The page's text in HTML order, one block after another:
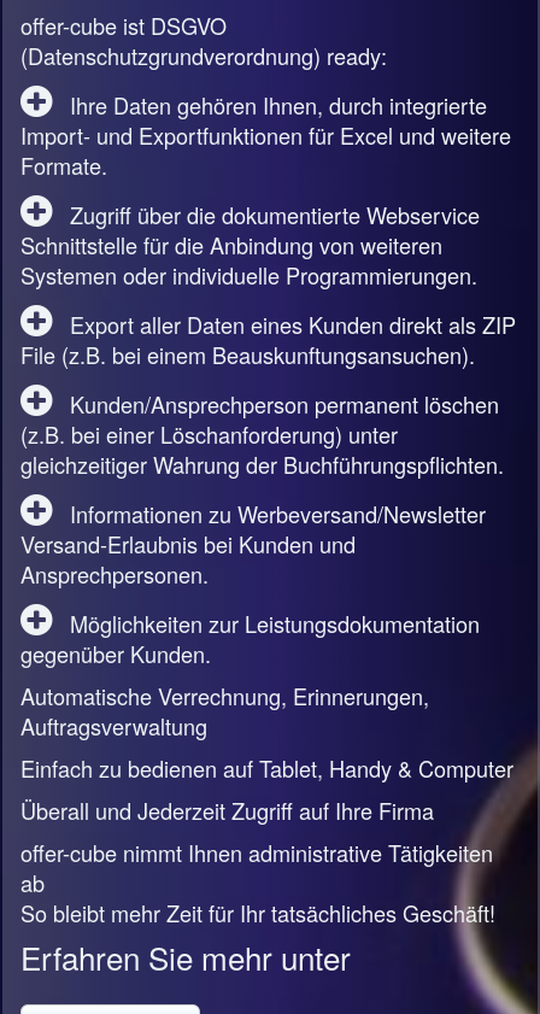
offer-cube ist DSGVO
(Datenschutzgrundverordnung) ready:
Ihre Daten gehören Ihnen, durch integrierte
Import- und Exportfunktionen für Excel und weitere
Formate.
Zugriff über die dokumentierte Webservice
Schnittstelle für die Anbindung von weiteren
Systemen oder individuelle Programmierungen.
Export aller Daten eines Kunden direkt als ZIP
File (z.B. bei einem Beauskunftungsansuchen).
Kunden/Ansprechperson permanent löschen
(z.B. bei einer Löschanforderung) unter
gleichzeitiger Wahrung der Buchführungspflichten.
Informationen zu Werbeversand/Newsletter
Versand-Erlaubnis bei Kunden und
Ansprechpersonen.
Möglichkeiten zur Leistungsdokumentation
gegenüber Kunden.
Automatische Verrechnung, Erinnerungen,
Auftragsverwaltung
Einfach zu bedienen auf Tablet, Handy & Computer
Überall und Jederzeit Zugriff auf Ihre Firma
offer-cube nimmt Ihnen administrative Tätigkeiten
ab
So bleibt mehr Zeit für Ihr tatsächliches Geschäft!
Erfahren Sie mehr unter